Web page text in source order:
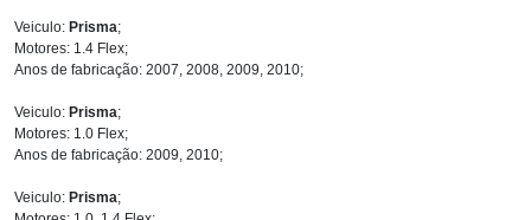
Veiculo: Prisma;
Motores: 1.4 Flex;
Anos de fabricação: 2007, 2008, 2009, 2010;
Veiculo: Prisma;
Motores: 1.0 Flex;
Anos de fabricação: 2009, 2010;
Veiculo: Prisma;